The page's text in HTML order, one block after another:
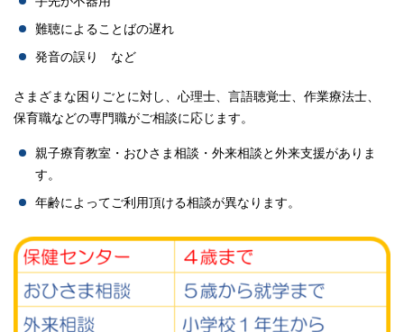
難聴によることばの遅れ
発音の誤り など
さまざまな困りごとに対し、心理士、言語聴覚士、作業療法士、
保育職などの専門職がご相談に応じます。
親子療育教室・おひさま相談・外来相談と外来支援がありま
す。
年齢によってご利用頂ける相談が異なります。